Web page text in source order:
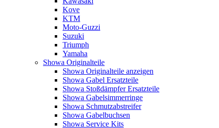
Kove
KTM
Moto-Guzzi
Suzuki
Triumph
Yamaha
Showa Originalteile
Showa Originalteile anzeigen
Showa Gabel Ersatzteile
Showa Stoßdämpfer Ersatzteile
Showa Gabelsimmerringe
Showa Schmutzabstreifer
Showa Gabelbuchsen
Showa Service Kits